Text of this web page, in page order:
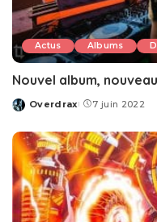
Actus Albums
Nouvel album,
Posted
Overdrax 7 juin 2022